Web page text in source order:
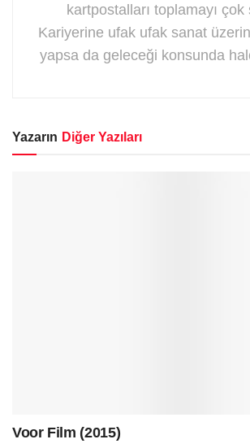
kartpostalları toplamayı çok
Kariyerine ufak ufak sanat
yapsa da geleceği konsunda
Yazarın Diğer Yazıları
Voor Film (2015)